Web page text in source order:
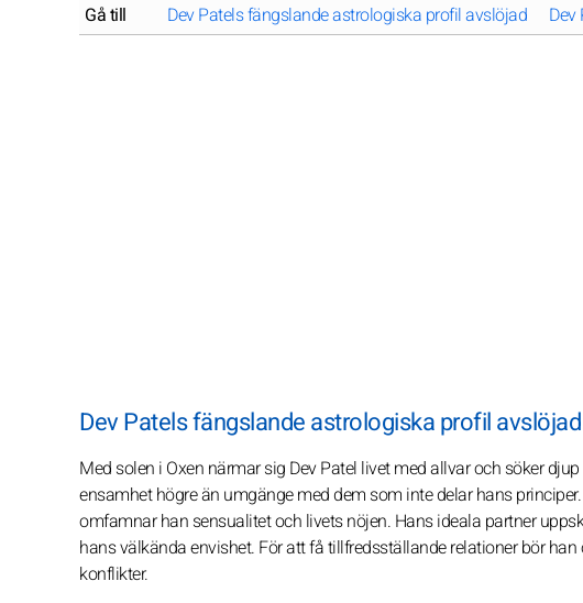
Gå till Dev Patels fängslande astrologiska profil avslöjad
Dev Patels fängslande astrologiska profil avslöjad
Med solen i Oxen närmar sig Dev Patel livet med allvar och söker
ensamhet högre än umgänge med dem som inte delar hans
omfamnar han sensualitet och livets nöjen. Hans ideala partner
hans välkända envishet. För att få tillfredsställande relationer bör
konflikter.